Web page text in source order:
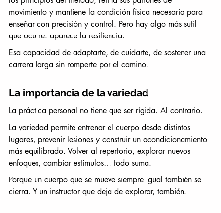
movimiento y mantiene la condición física necesaria para
enseñar con precisión y control. Pero hay algo más sutil
que ocurre: aparece la resiliencia.
Esa capacidad de adaptarte, de cuidarte, de sostener una
carrera larga sin romperte por el camino.
La importancia de la variedad
La práctica personal no tiene que ser rígida. Al contrario.
La variedad permite entrenar el cuerpo desde distintos
lugares, prevenir lesiones y construir un acondicionamiento
más equilibrado. Volver al repertorio, explorar nuevos
enfoques, cambiar estímulos… todo suma.
Porque un cuerpo que se mueve siempre igual también se
cierra. Y un instructor que deja de explorar, también.